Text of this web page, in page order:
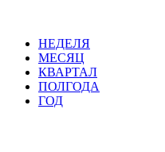
НЕДЕЛЯ
МЕСЯЦ
КВАРТАЛ
ПОЛГОДА
ГОД